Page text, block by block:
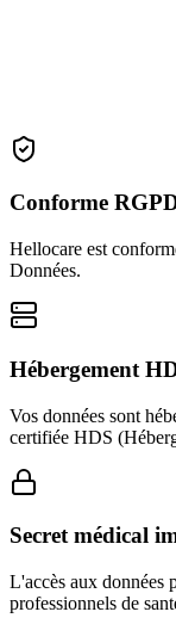
Conforme
Hellocare est
Données.
Hébergement
Vos données sont
certifiée HDS
Secret médical
L'accès aux données
professionnels de